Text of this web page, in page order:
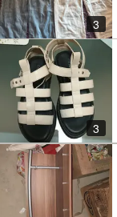
3
3